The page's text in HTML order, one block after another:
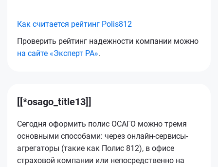
Как считается рейтинг Polis812
Проверить рейтинг надежности компании можно
на сайте «Эксперт РА».
[[*osago_title13]]
Сегодня оформить полис ОСАГО можно тремя
основными способами: через онлайн-сервисы-
агрегаторы (такие как Полис 812), в офисе
страховой компании или непосредственно на